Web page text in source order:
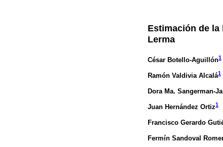
Estimación de la
Lerma
César Botello-Aguillón1
Ramón Valdivia Alcalá1
Dora Ma. Sangerman-
Juan Hernández Ortiz1
Francisco Gerardo
Fermín Sandoval